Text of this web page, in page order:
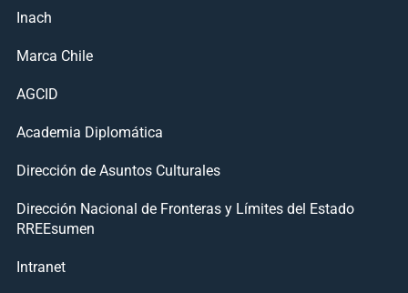
Inach
Marca Chile
AGCID
Academia Diplomática
Dirección de Asuntos Culturales
Dirección Nacional de Fronteras y Límites del Estado
RREEsumen
Intranet